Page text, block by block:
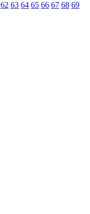
62 63 64 65 66 67 68 69